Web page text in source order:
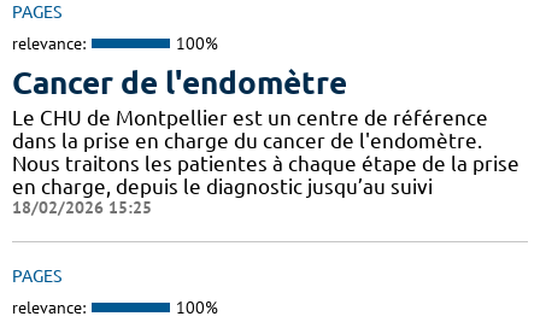
PAGES
relevance: 100%
Cancer de l'endomètre
Le CHU de Montpellier est un centre de référence
dans la prise en charge du cancer de l'endomètre.
Nous traitons les patientes à chaque étape de la prise
en charge, depuis le diagnostic jusqu’au suivi
18/02/2026 15:25
PAGES
relevance: 100%